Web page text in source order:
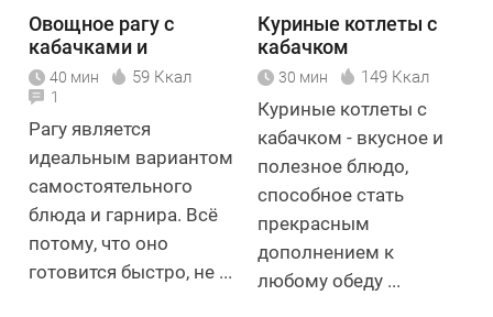
Овощное рагу с
кабачками и
картошкой
40 мин 59 Ккал
1
Рагу является
идеальным вариантом
самостоятельного
блюда и гарнира. Всё
потому, что оно
готовится быстро, не ...
Куриные котлеты с
кабачком
30 мин 149 Ккал
Куриные котлеты с
кабачком - вкусное и
полезное блюдо,
способное стать
прекрасным
дополнением к
любому обеду ...